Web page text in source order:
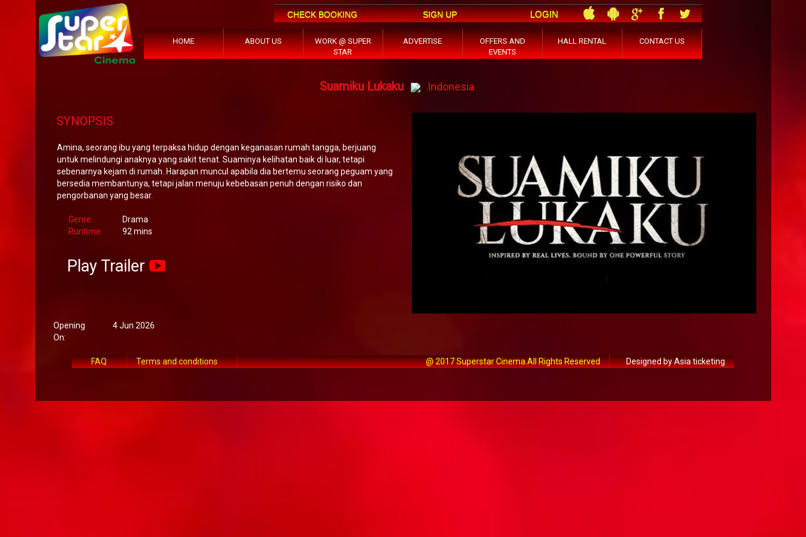
CHECK BOOKING SIGN UP LOGIN
HOME ABOUT US
WORK @ SUPER
STAR
ADVERTISE
OFFERS AND
EVENTS
HALL RENTAL CONTACT US
Suamiku Lukaku Indonesia
SYNOPSIS
Amina, seorang ibu yang terpaksa hidup dengan keganasan rumah tangga, berjuang
untuk melindungi anaknya yang sakit tenat. Suaminya kelihatan baik di luar, tetapi
sebenarnya kejam di rumah. Harapan muncul apabila dia bertemu seorang peguam yang
bersedia membantunya, tetapi jalan menuju kebebasan penuh dengan risiko dan
pengorbanan yang besar.
Genre:
Drama
Runtime:
92 mins
Play Trailer
Opening
On:
4 Jun 2026
FAQ Terms and conditions @ 2017 Superstar Cinema.All Rights Reserved Designed by Asia ticketing